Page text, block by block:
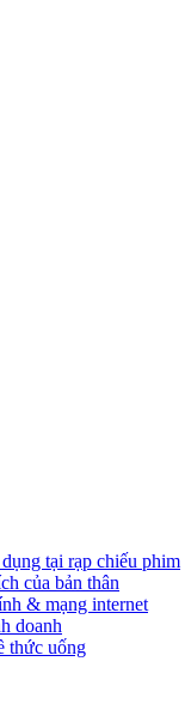
tại rạp chiếu phim
của bản thân
& mạng internet
doanh
thức uống